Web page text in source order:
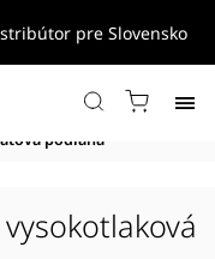
pre Slovensko
Grand Majestic /
podlaha